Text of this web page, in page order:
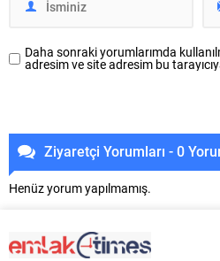
Daha sonraki yorumlarımda
adresim ve site adresim bu
Ziyaretçi Yorumları - 0
Henüz yorum yapılmamış.